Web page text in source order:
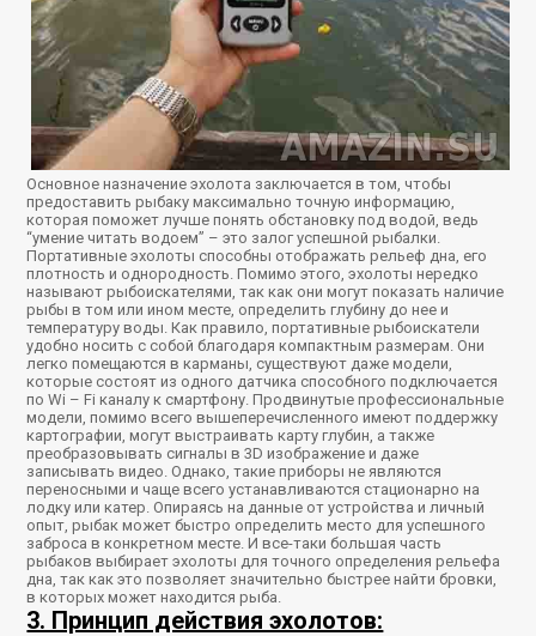
Основное назначение эхолота заключается в том, чтобы
предоставить рыбаку максимально точную информацию,
которая поможет лучше понять обстановку под водой, ведь
“умение читать водоем” – это залог успешной рыбалки.
Портативные эхолоты способны отображать рельеф дна, его
плотность и однородность. Помимо этого, эхолоты нередко
называют рыбоискателями, так как они могут показать наличие
рыбы в том или ином месте, определить глубину до нее и
температуру воды. Как правило, портативные рыбоискатели
удобно носить с собой благодаря компактным размерам. Они
легко помещаются в карманы, существуют даже модели,
которые состоят из одного датчика способного подключается
по Wi – Fi каналу к смартфону. Продвинутые профессиональные
модели, помимо всего вышеперечисленного имеют поддержку
картографии, могут выстраивать карту глубин, а также
преобразовывать сигналы в 3D изображение и даже
записывать видео. Однако, такие приборы не являются
переносными и чаще всего устанавливаются стационарно на
лодку или катер. Опираясь на данные от устройства и личный
опыт, рыбак может быстро определить место для успешного
заброса в конкретном месте. И все-таки большая часть
рыбаков выбирает эхолоты для точного определения рельефа
дна, так как это позволяет значительно быстрее найти бровки,
в которых может находится рыба.
3. Принцип действия эхолотов: